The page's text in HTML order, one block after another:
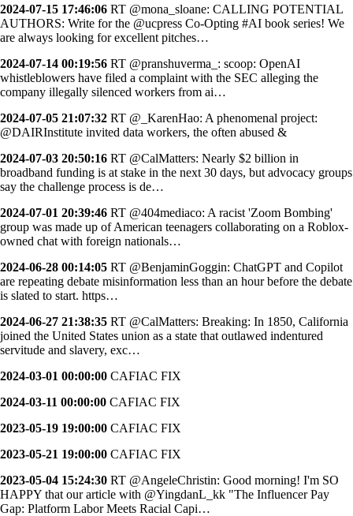
2024-07-15 17:46:06 RT @mona_sloane: CALLING POTENTIAL
AUTHORS: Write for the @ucpress Co-Opting #AI book series! We
are always looking for excellent pitches…
2024-07-14 00:19:56 RT @pranshuverma_: scoop: OpenAI
whistleblowers have filed a complaint with the SEC alleging the
company illegally silenced workers from ai…
2024-07-05 21:07:32 RT @_KarenHao: A phenomenal project:
@DAIRInstitute invited data workers, the often abused &
2024-07-03 20:50:16 RT @CalMatters: Nearly $2 billion in
broadband funding is at stake in the next 30 days, but advocacy groups
say the challenge process is de…
2024-07-01 20:39:46 RT @404mediaco: A racist 'Zoom Bombing'
group was made up of American teenagers collaborating on a Roblox-
owned chat with foreign nationals…
2024-06-28 00:14:05 RT @BenjaminGoggin: ChatGPT and Copilot
are repeating debate misinformation less than an hour before the debate
is slated to start. https…
2024-06-27 21:38:35 RT @CalMatters: Breaking: In 1850, California
joined the United States union as a state that outlawed indentured
servitude and slavery, exc…
2024-03-01 00:00:00 CAFIAC FIX
2024-03-11 00:00:00 CAFIAC FIX
2023-05-19 19:00:00 CAFIAC FIX
2023-05-21 19:00:00 CAFIAC FIX
2023-05-04 15:24:30 RT @AngeleChristin: Good morning! I'm SO
HAPPY that our article with @YingdanL_kk "The Influencer Pay
Gap: Platform Labor Meets Racial Capi…